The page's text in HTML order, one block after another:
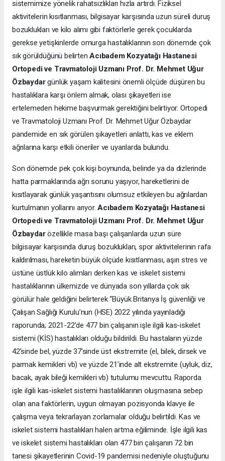
sistemimize yönelik rahatsızlıkları hızla artırdı. Fiziksel
aktivitelerin kısıtlanması, bilgisayar karşısında uzun süreli duruş
bozuklukları ve kilo alımı gibi faktörlerle gerek çocuklarda
gerekse yetişkinlerde omurga hastalıklarının son dönemde çok
sık görüldüğünü belirtenAcıbadem Kozyatağı Hastanesi
Ortopedi ve Travmatoloji Uzmanı Prof. Dr. Mehmet Uğur
Özbaydargünlük yaşam kalitesini önemli ölçüde düşüren bu
hastalıklara karşı önlem almak, olası şikayetleri ise
ertelemeden hekime başvurmak gerektiğini belirtiyor. Ortopedi
ve Travmatoloji Uzmanı Prof. Dr. Mehmet Uğur Özbaydar
pandemide en sık görülen şikayetleri anlattı, kas ve eklem
ağrılarına karşı etkili öneriler ve uyarılarda bulundu.
Son dönemde pek çok kişi boynunda, belinde ya da dizlerinde
hatta parmaklarında ağrı sorunu yaşıyor, hareketlerini de
kısıtlayarak günlük yaşantısını olumsuz etkileyen bu ağrılardan
kurtulmanın yollarını arıyor.Acıbadem Kozyatağı Hastanesi
Ortopedi ve Travmatoloji Uzmanı Prof. Dr. Mehmet Uğur
Özbaydarözellikle masa başı çalışanlarda uzun süre
bilgisayar karşısında duruş bozuklukları, spor aktivitelerinin rafa
kaldırılması, hareketin büyük ölçüde kısıtlanması, aşırı stres ve
üstüne üstlük kilo alımları derken kas ve iskelet sistemi
hastalıklarının ülkemizde ve dünyada son yıllarda çok sık
görülür hale geldiğini belirterek “Büyük Britanya İş güvenliği ve
Çalışan Sağlığı Kurulu’nun (HSE) 2022 yılında yayınladığı
raporunda; 2021-22’de 477 bin çalışanın işle ilgili kas-iskelet
sistemi (KİS) hastalıkları olduğu bildirildi. Bu hastaların yüzde
42’sinde bel, yüzde 37’sinde üst ekstremite (el, bilek, dirsek ve
parmak kemikleri vb) ve yüzde 21’inde alt ekstremite (uyluk, diz,
bacak, ayak bileği kemikleri vb) tutulumu mevcuttu. Raporda
işle ilgili kas-iskelet sistemi hastalıklarının oluşmasına sebep
olan ana faktörlerin, uygun olmayan pozisyonda klavye ile
çalışma veya tekrarlayan zorlamalar olduğu belirtildi. Kas ve
iskelet sistemi hastalıkları halen artma eğiliminde. İşle ilgili kas
ve iskelet sistemi hastalıkları olan 477 bin çalışanın 72 bin
tanesi şikayetlerinin Covid-19 pandemisi nedeniyle oluştuğunu